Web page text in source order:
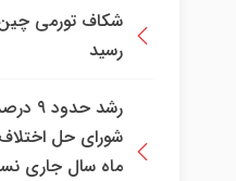
شکاف تورمی چین
رسید
رشد
شورای حل
ماه سال جاری